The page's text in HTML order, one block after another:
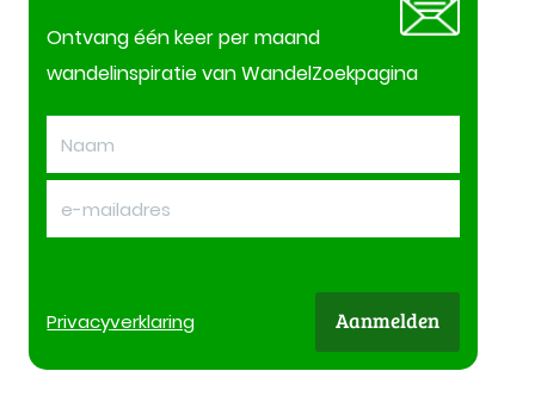
Ontvang één keer per maand
wandelinspiratie van WandelZoekpagina
Privacyverklaring Aanmelden